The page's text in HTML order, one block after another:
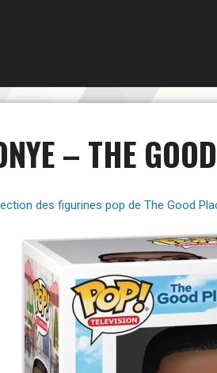
– THE
des figurines pop de The Good